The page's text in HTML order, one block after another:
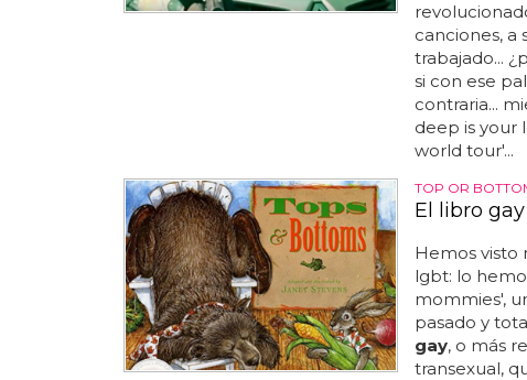
canciones, a
trabajado...
si con ese
contraria...
deep is your
world tour'...
TOP OR
El libro
Hemos visto
lgbt: lo
mommies',
pasado y
gay, o más
transexual,